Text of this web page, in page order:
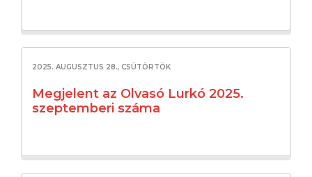
2025. AUGUSZTUS 28., CSÜTÖRTÖK
Megjelent az Olvasó Lurkó 2025.
szeptemberi száma